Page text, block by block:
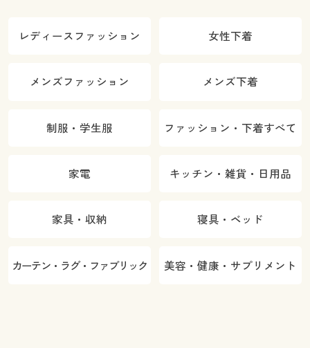
レディースファッション 女性下着
メンズファッション メンズ下着
制服・学生服 ファッション・下着すべて
家電 キッチン・雑貨・日用品
家具・収納 寝具・ベッド
カーテン・ラグ・ファブリック 美容・健康・サプリメント